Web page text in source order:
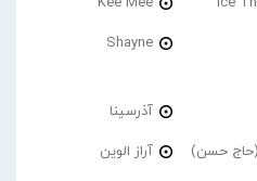
Shayne
آذرسینا
(حاج حسن) آراز الوین